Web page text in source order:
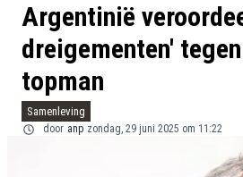
Argentinië
dreigementen'
topman
Samenleving
door anp zondag, 29 juni 2025 om 11:22